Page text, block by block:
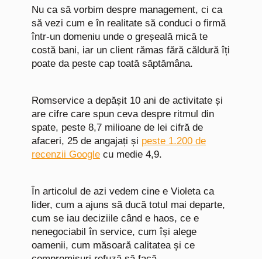
Nu ca să vorbim despre management, ci ca
să vezi cum e în realitate să conduci o firmă
într-un domeniu unde o greșeală mică te
costă bani, iar un client rămas fără căldură îți
poate da peste cap toată săptămâna.
Romservice a depășit 10 ani de activitate și
are cifre care spun ceva despre ritmul din
spate, peste 8,7 milioane de lei cifră de
afaceri, 25 de angajați și peste 1.200 de
recenzii Google cu medie 4,9.
În articolul de azi vedem cine e Violeta ca
lider, cum a ajuns să ducă totul mai departe,
cum se iau deciziile când e haos, ce e
nenegociabil în service, cum își alege
oamenii, cum măsoară calitatea și ce